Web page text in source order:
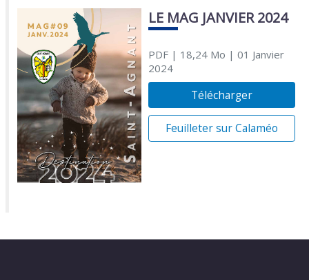
LE MAG JANVIER 2024
PDF| 18,24 Mo | 01 Janvier
2024
Télécharger
Feuilleter sur Calaméo